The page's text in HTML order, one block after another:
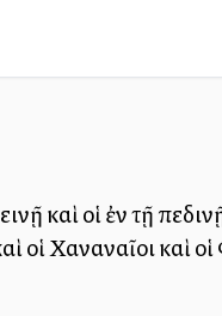
καὶ οἱ ἐν τῇ
οἱ Χαναναῖοι καὶ οἱ